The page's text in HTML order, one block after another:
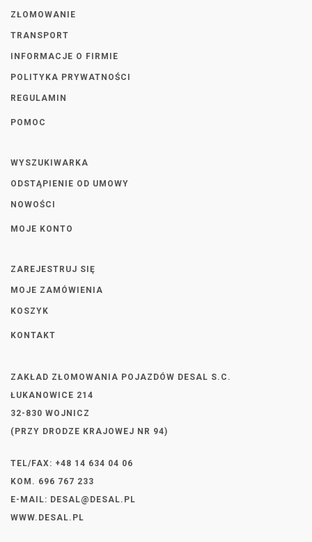
ZŁOMOWANIE
TRANSPORT
INFORMACJE O FIRMIE
POLITYKA PRYWATNOŚCI
REGULAMIN
POMOC
WYSZUKIWARKA
ODSTĄPIENIE OD UMOWY
NOWOŚCI
MOJE KONTO
ZAREJESTRUJ SIĘ
MOJE ZAMÓWIENIA
KOSZYK
KONTAKT
ZAKŁAD ZŁOMOWANIA POJAZDÓW DESAL S.C.
ŁUKANOWICE 214
32-830 WOJNICZ
(PRZY DRODZE KRAJOWEJ NR 94)
TEL/FAX: +48 14 634 04 06
KOM. 696 767 233
E-MAIL: DESAL@DESAL.PL
WWW.DESAL.PL